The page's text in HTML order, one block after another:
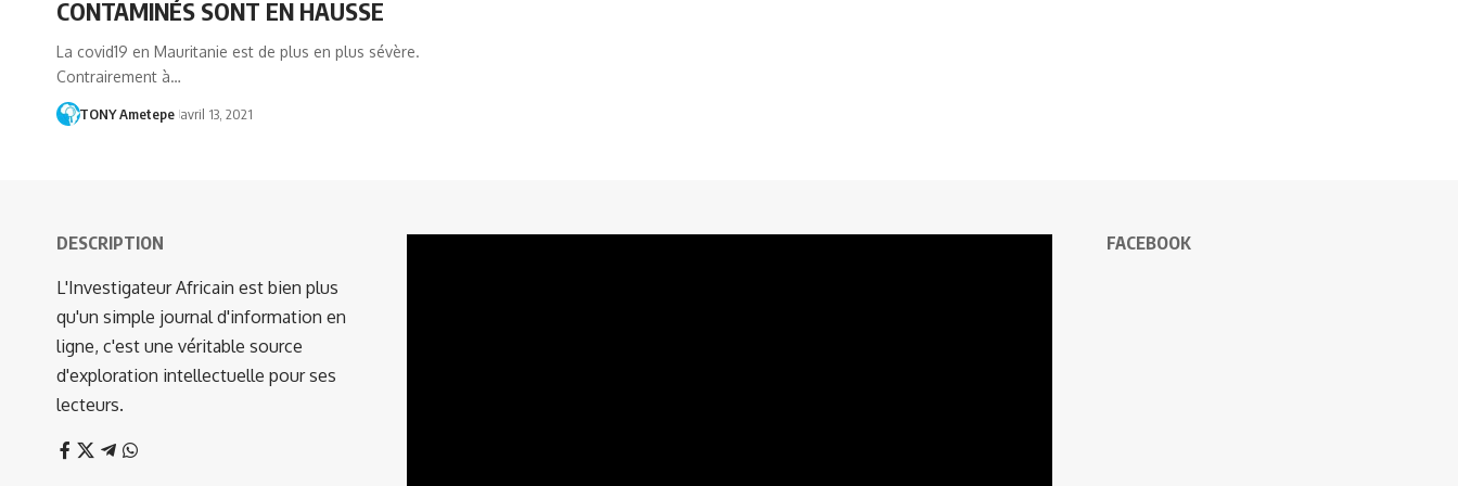
CONTAMINÉS SONT EN HAUSSE
La covid19 en Mauritanie est de plus en plus sévère.
Contrairement à…
TONY Ametepe avril 13, 2021
DESCRIPTION
L'Investigateur Africain est bien plus
qu'un simple journal d'information en
ligne, c'est une véritable source
d'exploration intellectuelle pour ses
lecteurs.
FACEBOOK